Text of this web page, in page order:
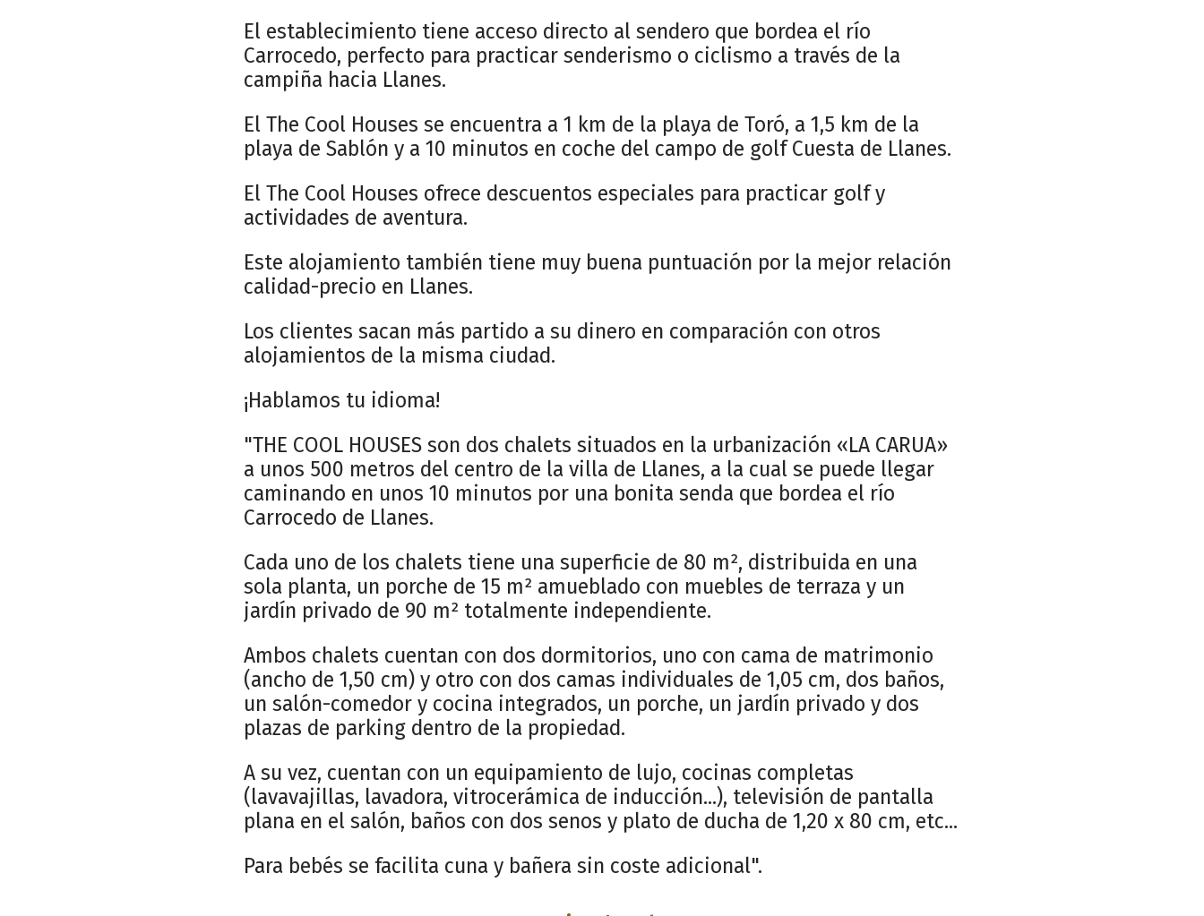
El establecimiento tiene acceso directo al sendero que bordea el río
Carrocedo, perfecto para practicar senderismo o ciclismo a través de la
campiña hacia Llanes.
El The Cool Houses se encuentra a 1 km de la playa de Toró, a 1,5 km de la
playa de Sablón y a 10 minutos en coche del campo de golf Cuesta de Llanes.
El The Cool Houses ofrece descuentos especiales para practicar golf y
actividades de aventura.
Este alojamiento también tiene muy buena puntuación por la mejor relación
calidad-precio en Llanes.
Los clientes sacan más partido a su dinero en comparación con otros
alojamientos de la misma ciudad.
¡Hablamos tu idioma!
"THE COOL HOUSES son dos chalets situados en la urbanización «LA CARUA»
a unos 500 metros del centro de la villa de Llanes, a la cual se puede llegar
caminando en unos 10 minutos por una bonita senda que bordea el río
Carrocedo de Llanes.
Cada uno de los chalets tiene una superficie de 80 m², distribuida en una
sola planta, un porche de 15 m² amueblado con muebles de terraza y un
jardín privado de 90 m² totalmente independiente.
Ambos chalets cuentan con dos dormitorios, uno con cama de matrimonio
(ancho de 1,50 cm) y otro con dos camas individuales de 1,05 cm, dos baños,
un salón-comedor y cocina integrados, un porche, un jardín privado y dos
plazas de parking dentro de la propiedad.
A su vez, cuentan con un equipamiento de lujo, cocinas completas
(lavavajillas, lavadora, vitrocerámica de inducción...), televisión de pantalla
plana en el salón, baños con dos senos y plato de ducha de 1,20 x 80 cm, etc...
Para bebés se facilita cuna y bañera sin coste adicional".